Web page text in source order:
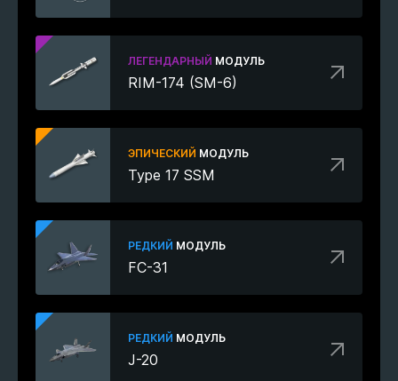
ЛЕГЕНДАРНЫЙ МОДУЛЬ
RIM-174 (SM-6)
ЭПИЧЕСКИЙ МОДУЛЬ
Type 17 SSM
РЕДКИЙ МОДУЛЬ
FC-31
РЕДКИЙ МОДУЛЬ
J-20